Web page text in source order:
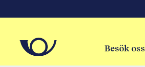
Besök oss